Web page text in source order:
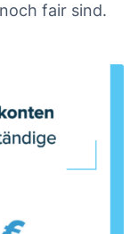
fair sind.